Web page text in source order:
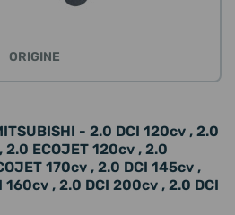
ORIGINE
- 2.0 DCI 120cv , 2.0
ECOJET 120cv , 2.0
170cv , 2.0 DCI 145cv ,
160cv , 2.0 DCI 200cv , 2.0 DCI